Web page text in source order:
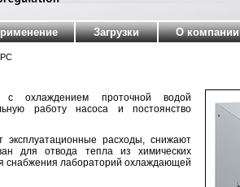
Загрузки О компании
с охлаждением проточной водой
работу насоса и постоянство
расходы, снижают
для отвода тепла из химических
снабжения лабораторий охлаждающей